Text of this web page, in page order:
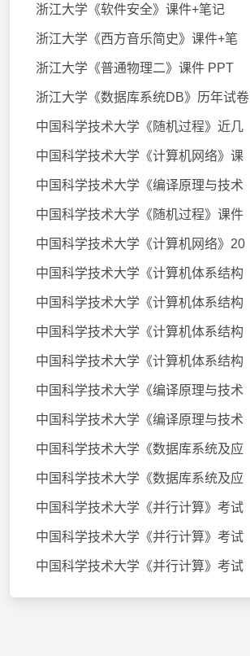
浙江大学《软件安全》课件+笔记
浙江大学《西方音乐简史》课件+笔
浙江大学《普通物理二》课件 PPT
浙江大学《数据库系统DB》历年试卷
中国科学技术大学《随机过程》近几
中国科学技术大学《计算机网络》课
中国科学技术大学《编译原理与技术
中国科学技术大学《随机过程》课件
中国科学技术大学《计算机网络》20
中国科学技术大学《计算机体系结构
中国科学技术大学《计算机体系结构
中国科学技术大学《计算机体系结构
中国科学技术大学《计算机体系结构
中国科学技术大学《编译原理与技术
中国科学技术大学《编译原理与技术
中国科学技术大学《数据库系统及应
中国科学技术大学《数据库系统及应
中国科学技术大学《并行计算》考试
中国科学技术大学《并行计算》考试
中国科学技术大学《并行计算》考试